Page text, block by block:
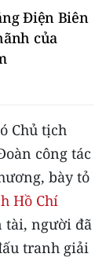
Điện Biên
của
Chủ tịch
công tác
bày tỏ
Hồ Chí
tài, người đã
tranh giải